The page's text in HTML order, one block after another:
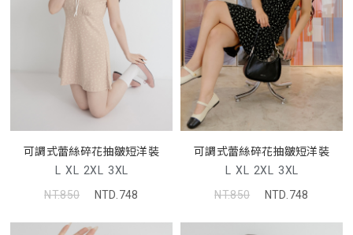
可調式蕾絲碎花抽皺短洋裝
L XL 2XL 3XL
NT.850
NTD.748
可調式蕾絲碎花抽皺短洋裝
L XL 2XL 3XL
NT.850
NTD.748